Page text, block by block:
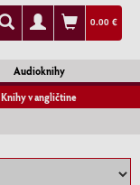
0.00 €
Audioknihy
Knihy v angličtine